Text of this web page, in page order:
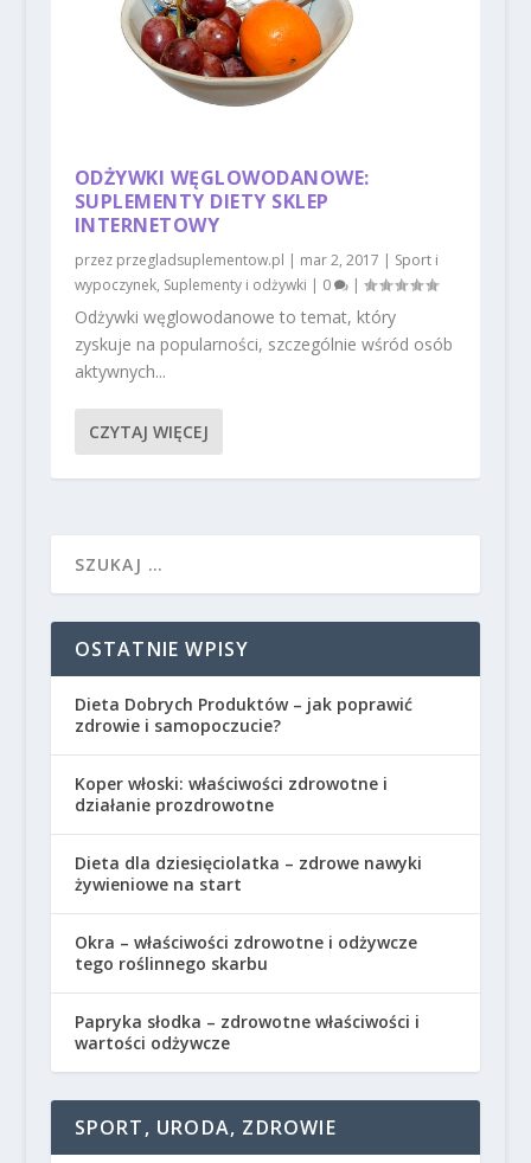
ODŻYWKI WĘGLOWODANOWE:
SUPLEMENTY DIETY SKLEP
INTERNETOWY
przez przegladsuplementow.pl | mar 2, 2017 | Sport i
wypoczynek, Suplementy i odżywki | 0 |
Odżywki węglowodanowe to temat, który
zyskuje na popularności, szczególnie wśród osób
aktywnych...
CZYTAJ WIĘCEJ
OSTATNIE WPISY
Dieta Dobrych Produktów – jak poprawić
zdrowie i samopoczucie?
Koper włoski: właściwości zdrowotne i
działanie prozdrowotne
Dieta dla dziesięciolatka – zdrowe nawyki
żywieniowe na start
Okra – właściwości zdrowotne i odżywcze
tego roślinnego skarbu
Papryka słodka – zdrowotne właściwości i
wartości odżywcze
SPORT, URODA, ZDROWIE